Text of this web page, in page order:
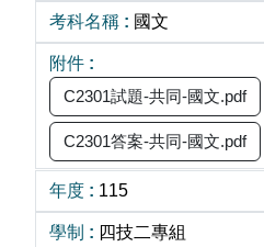
國文
C2301試題-共同-國文.pdf
C2301答案-共同-國文.pdf
115
四技二專組